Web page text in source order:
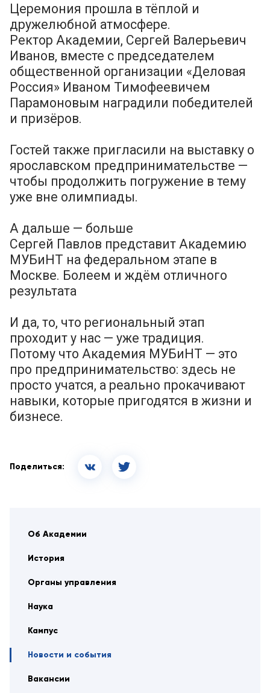
Об Академии
История
Органы управления
Наука
Кампус
Новости и события
Вакансии
Церемония прошла в тёплой и
дружелюбной атмосфере.
Ректор Академии, Сергей Валерьевич
Иванов, вместе с председателем
общественной организации «Деловая
Россия» Иваном Тимофеевичем
Парамоновым наградили победителей
и призёров.
Гостей также пригласили на выставку о
ярославском предпринимательстве —
чтобы продолжить погружение в тему
уже вне олимпиады.
А дальше — больше
Сергей Павлов представит Академию
МУБиНТ на федеральном этапе в
Москве. Болеем и ждём отличного
результата
И да, то, что региональный этап
проходит у нас — уже традиция.
Потому что Академия МУБиНТ — это
про предпринимательство: здесь не
просто учатся, а реально прокачивают
навыки, которые пригодятся в жизни и
бизнесе.
Поделиться: